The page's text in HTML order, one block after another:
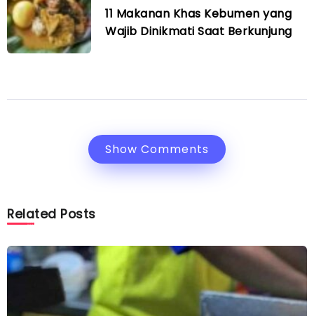
11 Makanan Khas Kebumen yang
Wajib Dinikmati Saat Berkunjung
Show Comments
Related Posts